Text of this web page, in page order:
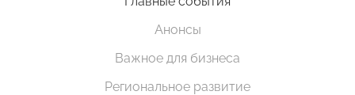
Анонсы
Важное для бизнеса
Региональное развитие